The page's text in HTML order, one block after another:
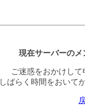
現在サーバーのメ
ご迷惑をおかけして
しばらく時間をおいて